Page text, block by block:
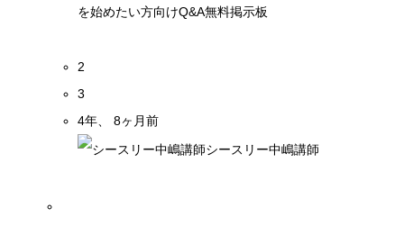
を始めたい方向けQ&A無料掲示板
2
3
4年、 8ヶ月前
シースリー中嶋講師